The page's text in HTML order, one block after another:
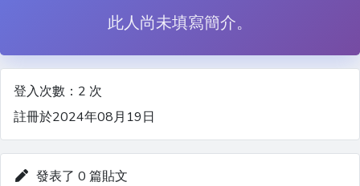
此人尚未填寫簡介。
登入次數：2 次
註冊於2024年08月19日
發表了 0 篇貼文